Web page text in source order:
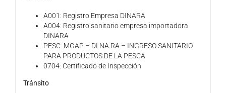
A001: Registro Empresa DINARA
A004: Registro sanitario empresa importadora
DINARA
PESC: MGAP – DI.NA.RA – INGRESO SANITARIO
PARA PRODUCTOS DE LA PESCA
0704: Certificado de Inspección
Tránsito